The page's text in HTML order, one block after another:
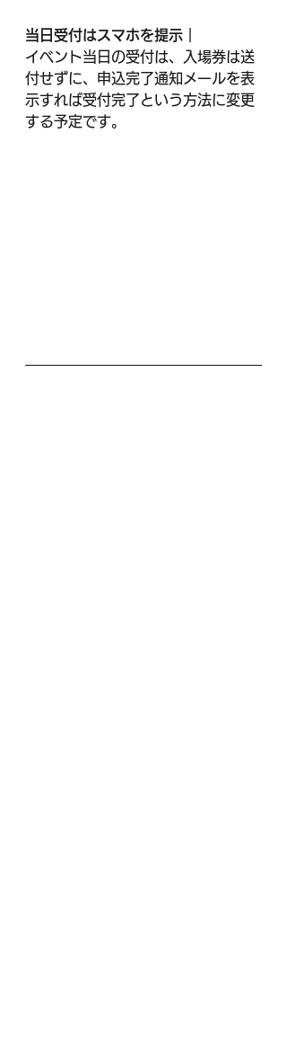
当日受付はスマホを提示
イベント当日の受付は、入場券は送
付せずに、申込完了通知メールを表
示すれば受付完了という方法に変更
する予定です。